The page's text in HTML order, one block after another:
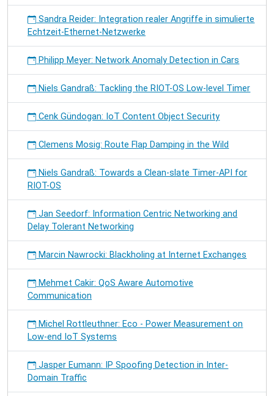
Sandra Reider: Integration realer Angriffe in simulierte
Echtzeit-Ethernet-Netzwerke
Philipp Meyer: Network Anomaly Detection in Cars
Niels Gandraß: Tackling the RIOT-OS Low-level Timer
Cenk Gündogan: IoT Content Object Security
Clemens Mosig: Route Flap Damping in the Wild
Niels Gandraß: Towards a Clean-slate Timer-API for
RIOT-OS
Jan Seedorf: Information Centric Networking and
Delay Tolerant Networking
Marcin Nawrocki: Blackholing at Internet Exchanges
Mehmet Cakir: QoS Aware Automotive
Communication
Michel Rottleuthner: Eco - Power Measurement on
Low-end IoT Systems
Jasper Eumann: IP Spoofing Detection in Inter-
Domain Traffic